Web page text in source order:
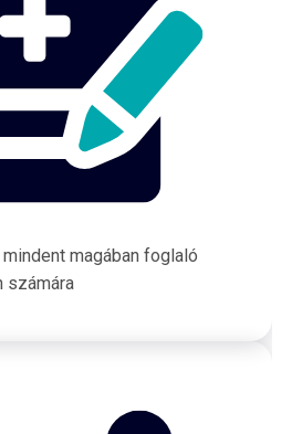
magában foglaló
számára